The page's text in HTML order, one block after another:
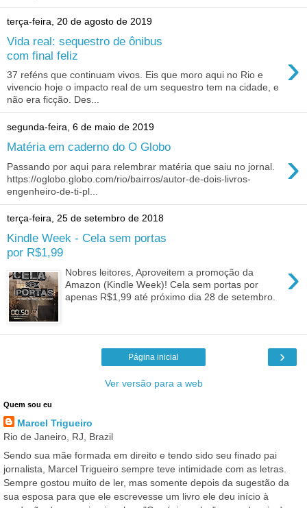
terça-feira, 20 de agosto de 2019
Vida real: sequestro de ônibus
com final feliz
›
37 reféns que continuam vivos. Eis que moro aqui no Rio e
vivencio hoje o impacto real de um sequestro tem na cidade, e
não era ficção. Des...
segunda-feira, 6 de maio de 2019
Matéria em caderno do O Globo ›
Passando por aqui para relembrar matéria que saiu no jornal.
https://oglobo.globo.com/rio/bairros/autor-de-dois-livros-
engenheiro-de-ti-pl...
terça-feira, 25 de setembro de 2018
Kindle Week - Cela sem portas
por R$1,99
›
Nobres leitores, Aproveitem a promoção da
Amazon (Kindle Week)! Cela sem portas por
apenas R$1,99 até próximo dia 28 de setembro.
›
Página inicial
Ver versão para a web
Quem sou eu
Marcel Trigueiro
Rio de Janeiro, RJ, Brazil
Sendo sua mãe formada em direito e tendo sido seu finado pai
jornalista, Marcel Trigueiro sempre teve intimidade com as letras.
Sempre gostou muito de ler, mas somente depois da sugestão da
sua esposa para que ele escrevesse um livro ele deu início à